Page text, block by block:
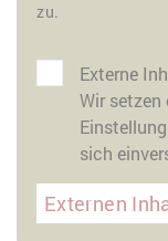
zu.
Externe
Wir setzen
sich
Externen